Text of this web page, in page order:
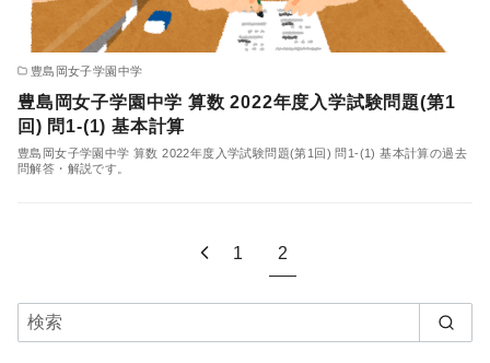
豊島岡女子学園中学
豊島岡女子学園中学 算数 2022年度入学試験問題(第1
回) 問1-(1) 基本計算
豊島岡女子学園中学 算数 2022年度入学試験問題(第1回) 問1-(1) 基本計算の過去
問解答・解説です。
1 2